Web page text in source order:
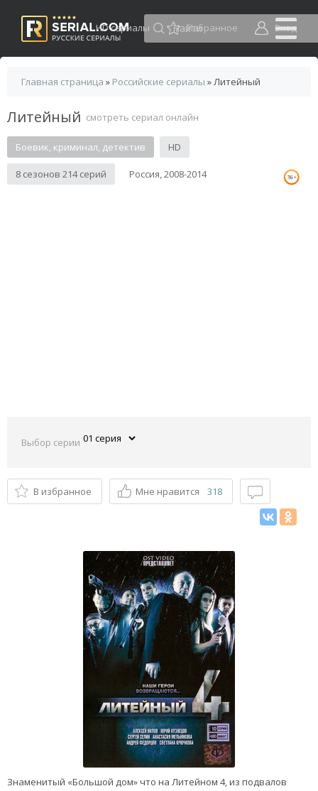
HD сериалы Избранное Вход
Главная страница » Российские сериалы » Литейный
Литейный смотреть сериал онлайн
Боевик, криминал, детектив HD
8 сезонов 214 серий Россия, 2008-2014
Выбор серии
В избранное Мне нравится 318
Знаменитый «Большой дом» что на Литейном 4, из подвалов